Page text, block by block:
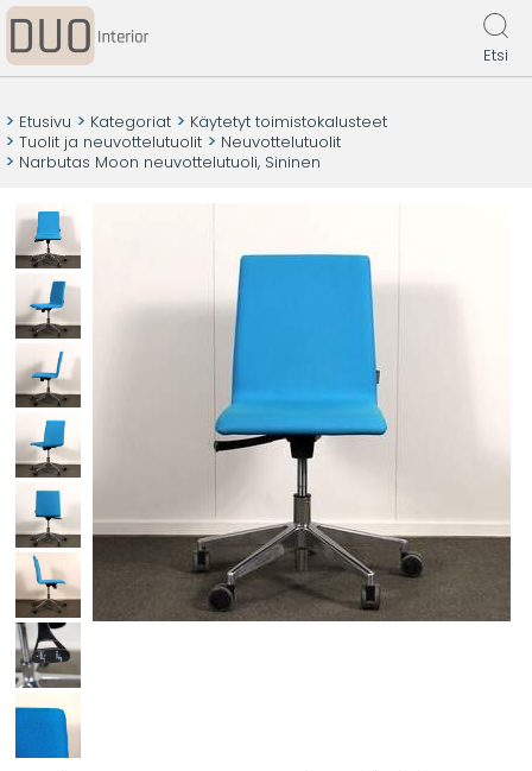
Etsi
Etusivu Kategoriat
Käytetyt toimistokalusteet
Tuolit ja neuvottelutuolit
Neuvottelutuolit
Narbutas Moon neuvottelutuoli, Sininen